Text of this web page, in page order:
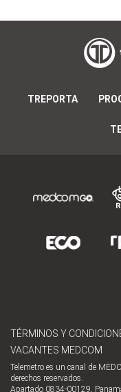
TREPORTA
TÉRMINOS Y
VACANTES MEDCOM
Telemetro es un canal de
derechos reservados.
Apartado 0834-00129,